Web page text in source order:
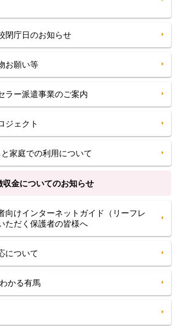
庁日のお知らせ
お願い等
ラー派遣事業のご案内
ジェクト
家庭での利用について
金についてのお知らせ
向けインターネットガイド（リーフレ
ただく保護者の皆様へ
について
かる有馬